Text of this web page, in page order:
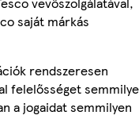
saját márkás
rendszeresen
felelősséget
a jogaidat semmilyen